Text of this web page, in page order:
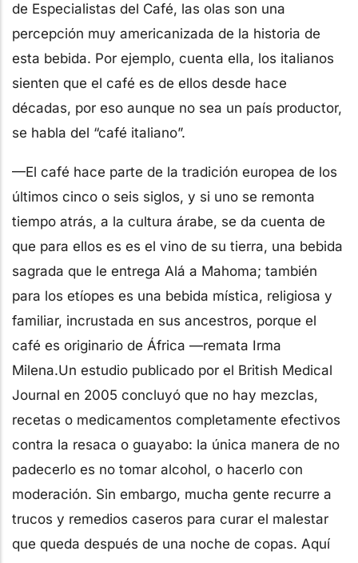
de Especialistas del Café, las olas son una
percepción muy americanizada de la historia de
esta bebida. Por ejemplo, cuenta ella, los italianos
sienten que el café es de ellos desde hace
décadas, por eso aunque no sea un país productor,
se habla del “café italiano”.
—El café hace parte de la tradición europea de los
últimos cinco o seis siglos, y si uno se remonta
tiempo atrás, a la cultura árabe, se da cuenta de
que para ellos es es el vino de su tierra, una bebida
sagrada que le entrega Alá a Mahoma; también
para los etíopes es una bebida mística, religiosa y
familiar, incrustada en sus ancestros, porque el
café es originario de África —remata Irma
Milena.Un estudio publicado por el British Medical
Journal en 2005 concluyó que no hay mezclas,
recetas o medicamentos completamente efectivos
contra la resaca o guayabo: la única manera de no
padecerlo es no tomar alcohol, o hacerlo con
moderación. Sin embargo, mucha gente recurre a
trucos y remedios caseros para curar el malestar
que queda después de una noche de copas. Aquí